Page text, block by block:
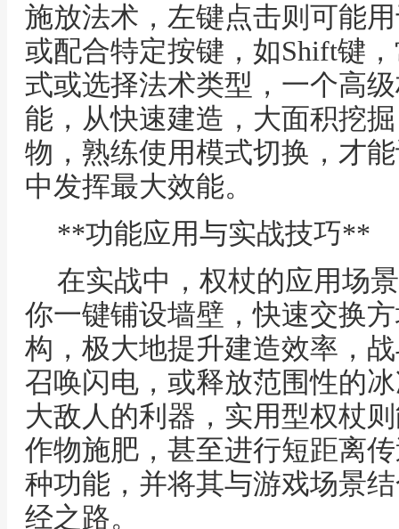
施放法术，左键点击则可能
或配合特定按键，如Shift键
式或选择法术类型，一个高
能，从快速建造，大面积挖
物，熟练使用模式切换，才
中发挥最大效能。
**功能应用与实战技巧**
在实战中，权杖的应用场
你一键铺设墙壁，快速交换
构，极大地提升建造效率，
召唤闪电，或释放范围性的
大敌人的利器，实用型权杖
作物施肥，甚至进行短距离
种功能，并将其与游戏场景
经之路。